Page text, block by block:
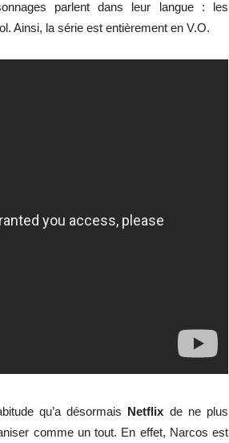
parlent dans leur langue : les
Ainsi, la série est entièrement en V.O.
qu’a désormais Netflix de ne plus
comme un tout. En effet, Narcos est